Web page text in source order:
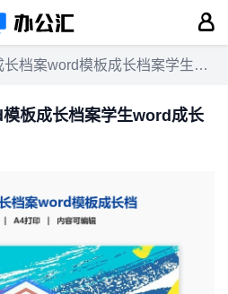
案word模板成长档案学生word成长手册(8)
板成长档案学生word成长